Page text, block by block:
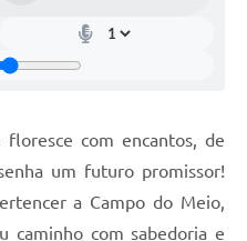
floresce com encantos, de
um futuro promissor!
a Campo do Meio,
caminho com sabedoria e